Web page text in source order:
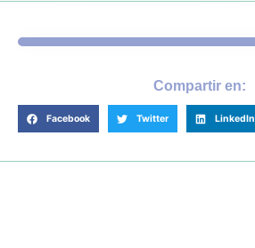
Compartir en:
Facebook Twitter LinkedIn